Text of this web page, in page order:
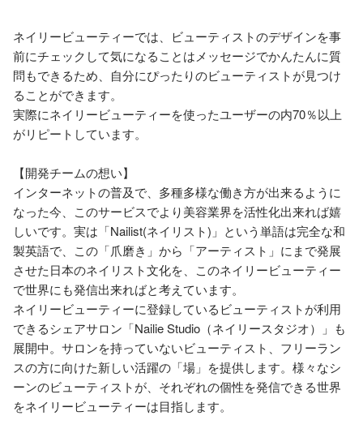
ネイリービューティーでは、ビューティストのデザインを事
前にチェックして気になることはメッセージでかんたんに質
問もできるため、自分にぴったりのビューティストが見つけ
ることができます。
実際にネイリービューティーを使ったユーザーの内70％以上
がリピートしています。
【開発チームの想い】
インターネットの普及で、多種多様な働き方が出来るように
なった今、このサービスでより美容業界を活性化出来れば嬉
しいです。実は「Nailist(ネイリスト)」という単語は完全な和
製英語で、この「爪磨き」から「アーティスト」にまで発展
させた日本のネイリスト文化を、このネイリービューティー
で世界にも発信出来ればと考えています。
ネイリービューティーに登録しているビューティストが利用
できるシェアサロン「Nailie Studio（ネイリースタジオ）」も
展開中。サロンを持っていないビューティスト、フリーラン
スの方に向けた新しい活躍の「場」を提供します。様々なシ
ーンのビューティストが、それぞれの個性を発信できる世界
をネイリービューティーは目指します。